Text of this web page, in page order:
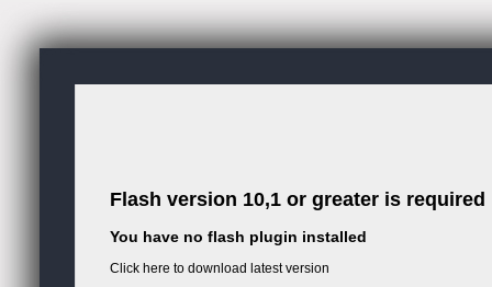
Flash version 10,1 or greater is required
You have no flash plugin installed
Click here to download latest version